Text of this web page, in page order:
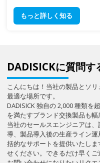
もっと詳しく知る
DADISICKに質問す
こんにちは！当社の製品とソ
最適な場所です。
DADISICK 独自の 2,000 種類
を満たすブランド交換製品も幅
当社のセールスエンジニアは
導、製品導入後の生産ライン
括的なサポートを提供いたし
せください。できるだけ早くご